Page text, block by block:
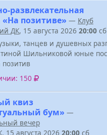
развлекательная
позитиве» — Клуб
ДК, 15 августа 2026 20:00 сб
танцев и душевных
Шильниковой юные
позитив
150
квиз
бум» —
вечер
, 15 августа 2026 20:00 сб